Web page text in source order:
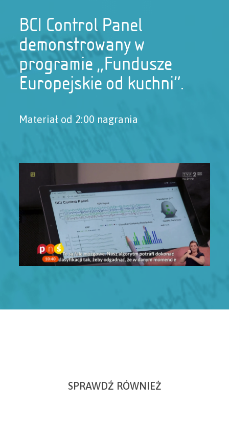
BCI Control Panel
demonstrowany w
programie „Fundusze
Europejskie od kuchni”.
Materiał od 2:00 nagrania
SPRAWDŹ RÓWNIEŻ